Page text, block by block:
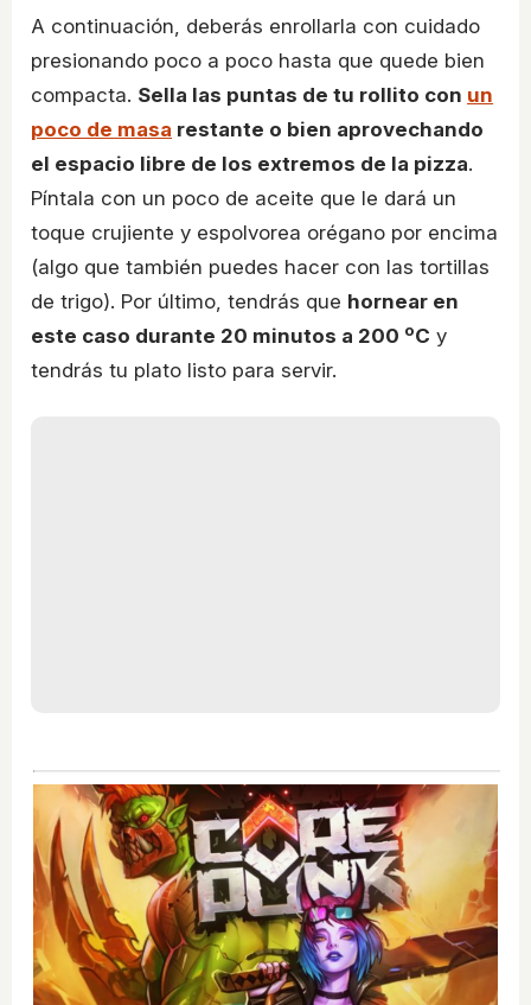
A continuación, deberás enrollarla con cuidado
presionando poco a poco hasta que quede bien
compacta. Sella las puntas de tu rollito con un
poco de masa restante o bien aprovechando
el espacio libre de los extremos de la pizza.
Píntala con un poco de aceite que le dará un
toque crujiente y espolvorea orégano por encima
(algo que también puedes hacer con las tortillas
de trigo). Por último, tendrás que hornear en
este caso durante 20 minutos a 200 ºC y
tendrás tu plato listo para servir.